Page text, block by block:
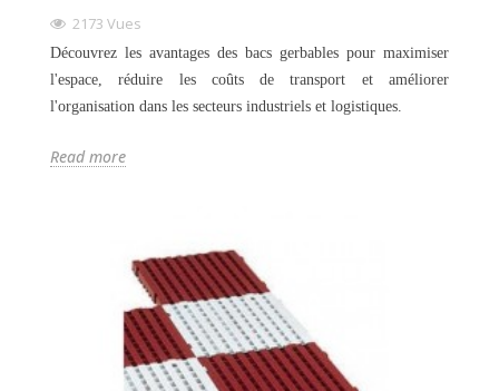
2173 Vues
Découvrez les avantages des bacs gerbables pour maximiser
l'espace, réduire les coûts de transport et améliorer
l'organisation dans les secteurs industriels et logistiques.
Read more